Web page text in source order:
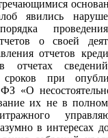
явились
о своей
отчетов
отчетах
при
«О
их не в
в интересах